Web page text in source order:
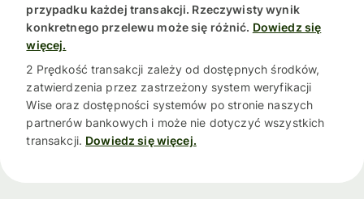
przypadku każdej transakcji. Rzeczywisty wynik
konkretnego przelewu może się różnić. Dowiedz się
więcej.
2 Prędkość transakcji zależy od dostępnych środków,
zatwierdzenia przez zastrzeżony system weryfikacji
Wise oraz dostępności systemów po stronie naszych
partnerów bankowych i może nie dotyczyć wszystkich
transakcji. Dowiedz się więcej.